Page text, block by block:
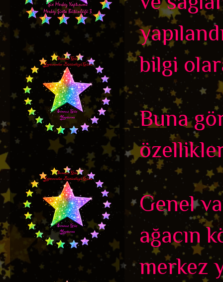
bilgi
Buna
Genel
ağacın
merkez